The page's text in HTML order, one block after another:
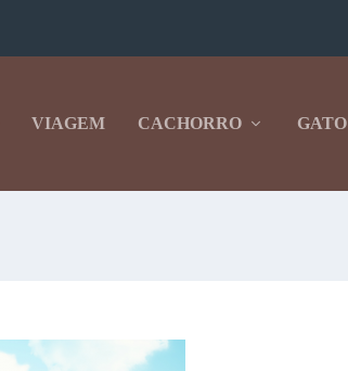
VIAGEM CACHORRO GATO